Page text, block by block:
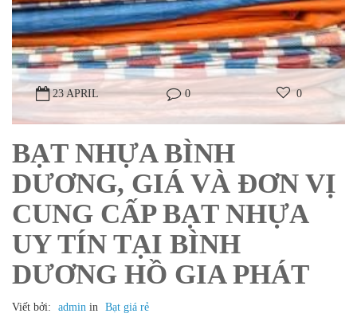
23 APRIL 0 0
BẠT NHỰA BÌNH
DƯƠNG, GIÁ VÀ ĐƠN VỊ
CUNG CẤP BẠT NHỰA
UY TÍN TẠI BÌNH
DƯƠNG HỒ GIA PHÁT
Viết bởi: admin in Bạt giá rẻ